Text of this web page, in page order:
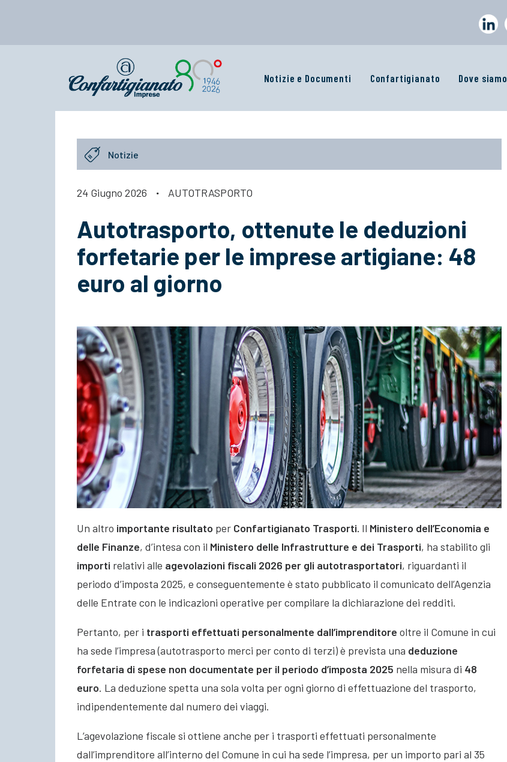
Notizie e Documenti Confartigianato Dove siamo
Notizie
24 Giugno 2026 · AUTOTRASPORTO
Autotrasporto, ottenute le deduzioni
forfetarie per le imprese artigiane: 48
euro al giorno
Un altro importante risultato per Confartigianato Trasporti. Il Ministero dell’Economia e
delle Finanze, d’intesa con il Ministero delle Infrastrutture e dei Trasporti, ha stabilito gli
importi relativi alle agevolazioni fiscali 2026 per gli autotrasportatori, riguardanti il
periodo d’imposta 2025, e conseguentemente è stato pubblicato il comunicato dell’Agenzia
delle Entrate con le indicazioni operative per compilare la dichiarazione dei redditi.
Pertanto, per i trasporti effettuati personalmente dall’imprenditore oltre il Comune in cui
ha sede l’impresa (autotrasporto merci per conto di terzi) è prevista una deduzione
forfetaria di spese non documentate per il periodo d’imposta 2025 nella misura di 48
euro. La deduzione spetta una sola volta per ogni giorno di effettuazione del trasporto,
indipendentemente dal numero dei viaggi.
L’agevolazione fiscale si ottiene anche per i trasporti effettuati personalmente
dall’imprenditore all’interno del Comune in cui ha sede l’impresa, per un importo pari al 35